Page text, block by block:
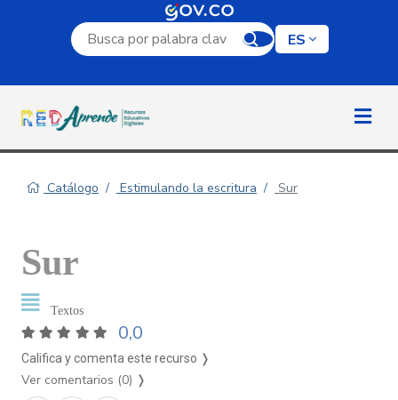
Campo de búsqueda por palabra clave
ES
Catálogo Estimulando la escritura Sur
Sur
Textos
0,0
Califica y comenta este recurso ❭
Ver comentarios (0) ❭